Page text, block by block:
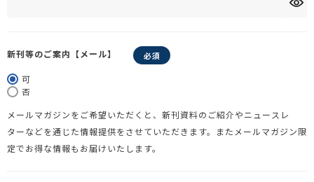
新刊等のご案内【メール】
可
否
メールマガジンをご希望いただくと、新刊資料のご紹介やニュースレ
ターなどを通じた情報提供をさせていただきます。またメールマガジン限
定でお得な情報もお届けいたします。